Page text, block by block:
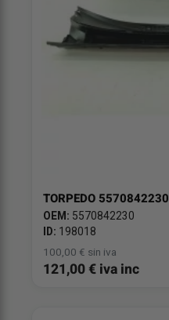
TORPEDO 5570842230
OEM: 5570842230
ID: 198018
100,00 € sin iva
121,00 € iva inc